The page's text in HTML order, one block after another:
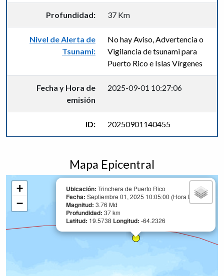
Profundidad: 37 Km
Nivel de Alerta de
Tsunami:
No hay Aviso, Advertencia o
Vigilancia de tsunami para
Puerto Rico e Islas Vírgenes
Fecha y Hora de
emisión
2025-09-01 10:27:06
ID: 20250901140455
Mapa Epicentral
Ubicación: Trinchera de Puerto Rico
Fecha: Septiembre 01, 2025 10:05:00 (Hora Local)
Magnitud: 3.76 Md
Profundidad: 37 km
Latitud: 19.5738 Longitud: -64.2326
+
−